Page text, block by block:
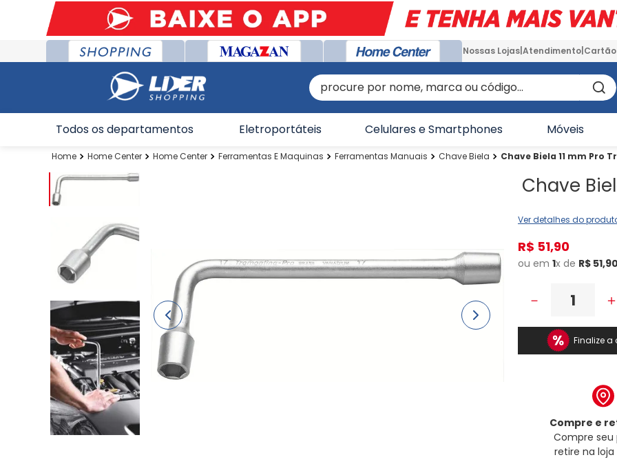
Nossas Lojas Atendimento Cartão
procure por nome, marca ou código...
Todos os departamentos Eletroportáteis Celulares e Smartphones Móveis
Home Center Home Center Ferramentas E Maquinas Ferramentas Manuais Chave Biela Chave Biela 11 mm Pro
Chave
Ver detalhes do
R$ 51,90
ou em1x de R$ 51,90
＋
－
Finalize
Compre e
Compre seu
retire na